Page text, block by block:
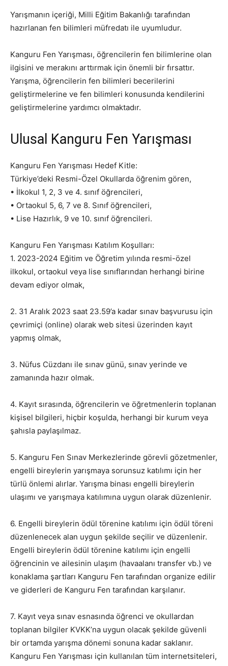
Yarışmanın içeriği, Milli Eğitim Bakanlığı tarafından
hazırlanan fen bilimleri müfredatı ile uyumludur.
Kanguru Fen Yarışması, öğrencilerin fen bilimlerine olan
ilgisini ve merakını arttırmak için önemli bir fırsattır.
Yarışma, öğrencilerin fen bilimleri becerilerini
geliştirmelerine ve fen bilimleri konusunda kendilerini
geliştirmelerine yardımcı olmaktadır.
Ulusal Kanguru Fen Yarışması
Kanguru Fen Yarışması Hedef Kitle:
Türkiye’deki Resmi-Özel Okullarda öğrenim gören,
• İlkokul 1, 2, 3 ve 4. sınıf öğrencileri,
• Ortaokul 5, 6, 7 ve 8. Sınıf öğrencileri,
• Lise Hazırlık, 9 ve 10. sınıf öğrencileri.
Kanguru Fen Yarışması Katılım Koşulları:
1. 2023-2024 Eğitim ve Öğretim yılında resmi-özel
ilkokul, ortaokul veya lise sınıflarından herhangi birine
devam ediyor olmak,
2. 31 Aralık 2023 saat 23.59’a kadar sınav başvurusu için
çevrimiçi (online) olarak web sitesi üzerinden kayıt
yapmış olmak,
3. Nüfus Cüzdanı ile sınav günü, sınav yerinde ve
zamanında hazır olmak.
4. Kayıt sırasında, öğrencilerin ve öğretmenlerin toplanan
kişisel bilgileri, hiçbir koşulda, herhangi bir kurum veya
şahısla paylaşılmaz.
5. Kanguru Fen Sınav Merkezlerinde görevli gözetmenler,
engelli bireylerin yarışmaya sorunsuz katılımı için her
türlü önlemi alırlar. Yarışma binası engelli bireylerin
ulaşımı ve yarışmaya katılımına uygun olarak düzenlenir.
6. Engelli bireylerin ödül törenine katılımı için ödül töreni
düzenlenecek alan uygun şekilde seçilir ve düzenlenir.
Engelli bireylerin ödül törenine katılımı için engelli
öğrencinin ve ailesinin ulaşım (havaalanı transfer vb.) ve
konaklama şartları Kanguru Fen tarafından organize edilir
ve giderleri de Kanguru Fen tarafından karşılanır.
7. Kayıt veya sınav esnasında öğrenci ve okullardan
toplanan bilgiler KVKK’na uygun olacak şekilde güvenli
bir ortamda yarışma dönemi sonuna kadar saklanır.
Kanguru Fen Yarışması için kullanılan tüm internetsiteleri,